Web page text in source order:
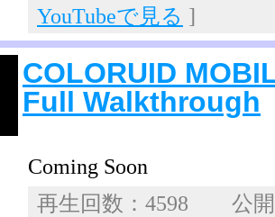
YouTubeで見る ]
COLORUID
Full Walkthrough
Coming Soon
再生回数：4598 公